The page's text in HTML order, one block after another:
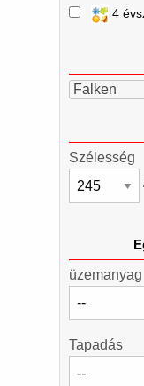
4
Falken
Szélesség
üzemanyag
Tapadás